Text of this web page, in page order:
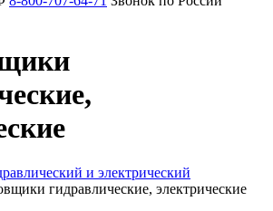
и электрический
гидравлические, электрические